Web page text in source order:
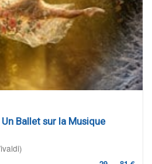
Ballet sur la Musique